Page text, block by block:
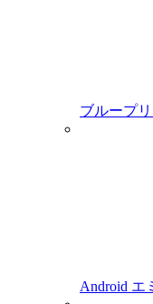
ブループ
Android エ